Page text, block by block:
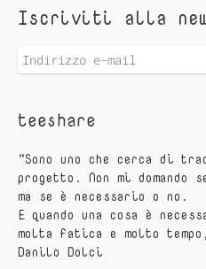
Iscriviti alla
teeshare
“Sono uno che cerca di
progetto. Non mi
ma se è necessario o no.
E quando una cosa è
molta fatica e molto
Danilo Dolci